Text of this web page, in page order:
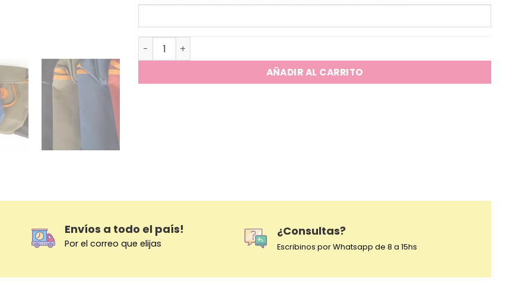
Mochila Chill - Matera cantidad
AÑADIR AL CARRITO
Envíos a todo el país!
Por el correo que elijas
¿Consultas?
Escribinos por Whatsapp de 8 a 15hs